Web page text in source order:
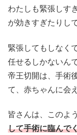
わたしも緊張しす
が効きすぎたりし
緊張してもしなく
任せるしかないん
帝王切開は、手術
て、赤ちゃんに会
皆さんは、このよ
して手術に臨んで